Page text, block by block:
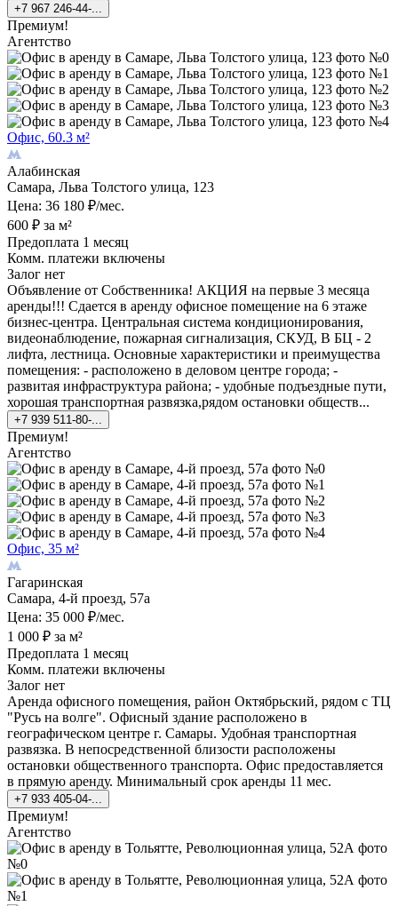
+7 967 246-44-...
Премиум!
Агентство
Офис, 60.3 м²
Алабинская
Самара, Льва Толстого улица, 123
Цена: 36 180 ₽/мес.
600 ₽ за м²
Предоплата 1 месяц
Комм. платежи включены
Залог нет
Объявление от Собственника! АКЦИЯ на первые 3 месяца
аренды!!! Сдается в аренду офисное помещение на 6 этаже
бизнес-центра. Центральная система кондиционирования,
видеонаблюдение, пожарная сигнализация, СКУД, В БЦ - 2
лифта, лестница. Основные характеристики и преимущества
помещения: - расположено в деловом центре города; -
развитая инфраструктура района; - удобные подъездные пути,
хорошая транспортная развязка,рядом остановки обществ...
+7 939 511-80-...
Премиум!
Агентство
Офис, 35 м²
Гагаринская
Самара, 4-й проезд, 57а
Цена: 35 000 ₽/мес.
1 000 ₽ за м²
Предоплата 1 месяц
Комм. платежи включены
Залог нет
Аренда офисного помещения, район Октябрьский, рядом с ТЦ
"Русь на волге". Офисный здание расположено в
географическом центре г. Самары. Удобная транспортная
развязка. В непосредственной близости расположены
остановки общественного транспорта. Офис предоставляется
в прямую аренду. Минимальный срок аренды 11 мес.
+7 933 405-04-...
Премиум!
Агентство